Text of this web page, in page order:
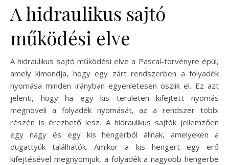
A hidraulikus sajtó
működési elve
A hidraulikus sajtó működési elve a Pascal-törvényre épül,
amely kimondja, hogy egy zárt rendszerben a folyadék
nyomása minden irányban egyenletesen oszlik el. Ez azt
jelenti, hogy ha egy kis területen kifejtett nyomás
megnöveli a folyadék nyomását, az a rendszer többi
részén is érezhető lesz. A hidraulikus sajtók jellemzően
egy nagy és egy kis hengerből állnak, amelyeken a
dugattyúk találhatók. Amikor a kis hengert egy erő
kifejtésével megnyomjuk, a folyadék a nagyobb hengerbe